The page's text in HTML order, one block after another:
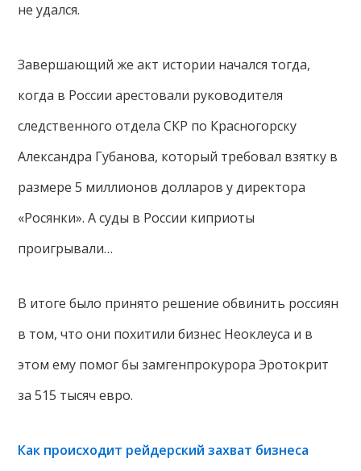
не удался.
Завершающий же акт истории начался тогда,
когда в России арестовали руководителя
следственного отдела СКР по Красногорску
Александра Губанова, который требовал взятку в
размере 5 миллионов долларов у директора
«Росянки». А суды в России киприоты
проигрывали…
В итоге было принято решение обвинить россиян
в том, что они похитили бизнес Неоклеуса и в
этом ему помог бы замгенпрокурора Эротокрит
за 515 тысяч евро.
Как происходит рейдерский захват бизнеса